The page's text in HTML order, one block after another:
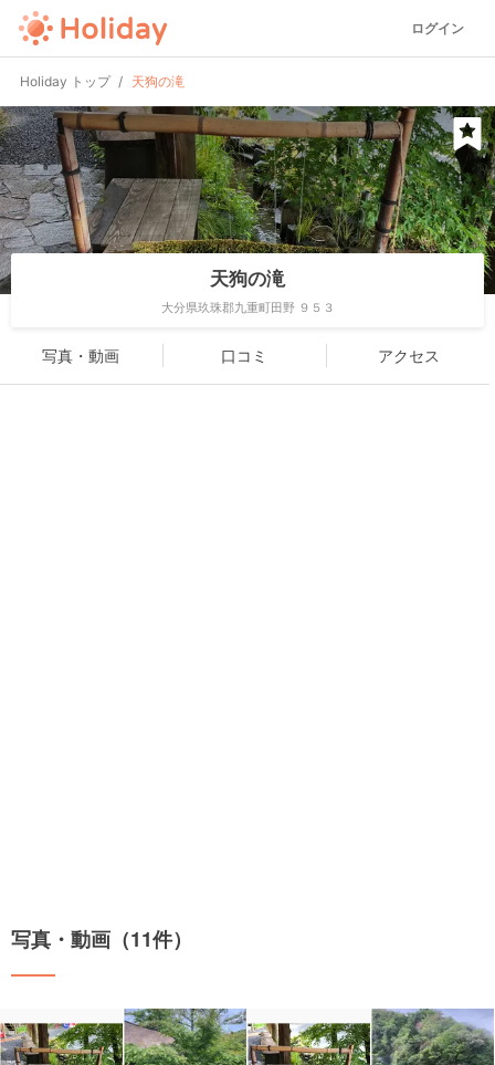
ログイン
Holiday トップ 天狗の滝
天狗の滝
大分県玖珠郡九重町田野 ９５３
写真・動画 口コミ アクセス
写真・動画（11件）